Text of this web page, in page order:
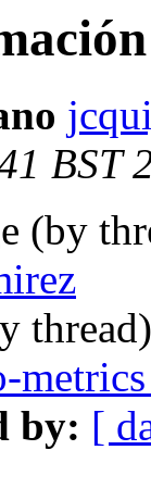
BST
(by
by: [